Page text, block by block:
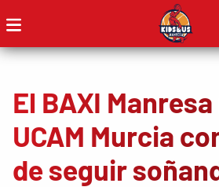
El BAXI
UCAM Murcia
de seguir